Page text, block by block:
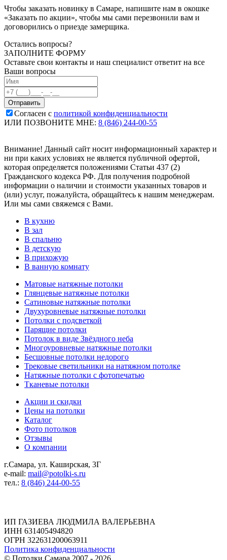
Чтобы заказать новинку в Самаре, напишите нам в окошке
«Заказать по акции», чтобы мы сами перезвонили вам и
договорились о приезде замерщика.
Остались вопросы?
ЗАПОЛНИТЕ ФОРМУ
Оставьте свои контакты и наш специалист ответит на все
Ваши вопросы
Согласен с политикой конфиденциальности
ИЛИ ПОЗВОНИТЕ МНЕ: 8 (846) 244-00-55
Внимание! Данный сайт носит информационный характер и
ни при каких условиях не является публичной офертой,
которая определяется положениями Статьи 437 (2)
Гражданского кодекса РФ. Для получения подробной
информации о наличии и стоимости указанных товаров и
(или) услуг, пожалуйста, обращайтесь к нашим менеджерам.
Или мы сами свяжемся с Вами.
В кухню
В зал
В спальню
В детскую
В прихожую
В ванную комнату
Матовые натяжные потолки
Глянцевые натяжные потолки
Сатиновые натяжные потолки
Двухуровневые натяжные потолки
Потолки с подсветкой
Парящие потолки
Потолок в виде Звёздного неба
Многоуровневые натяжные потолки
Бесшовные потолки недорого
Трековые светильники на натяжном потолке
Натяжные потолки с фотопечатью
Тканевые потолки
Акции и скидки
Цены на потолки
Каталог
Фото потолков
Отзывы
О компании
г.Самара, ул. Каширская, 3Г
e-mail: mail@potolki-s.ru
тел.: 8 (846) 244-00-55
ИП ГАЗИЕВА ЛЮДМИЛА ВАЛЕРЬЕВНА
ИНН 631405494820
ОГРН 322631200063911
Политика конфиденциальности